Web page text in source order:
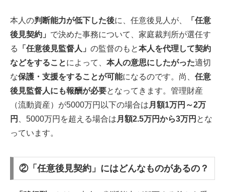
本人の判断能力が低下した後に、任意後見人が、
「任意
後見契約」 で決めた事務について、家庭裁判所が選任す
る
「任意後見監督人」 の監督のもと本人を代理して契約
などをすることによって、 本人の意思にしたがった適切
な保護・支援をすることが可能になるのです。尚、 任意
後見監督人にも報酬が必要となってきます。管理財産
（流動資産）が5000万円以下の場合は 月額1万円～2万
円
、5000万円を超える場合は 月額2.5万円から3万円 とな
っています。
②「任意後見契約」にはどんなものがあるの？